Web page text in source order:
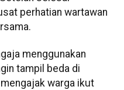
perhatian wartawan
menggunakan
tampil beda di
warga ikut